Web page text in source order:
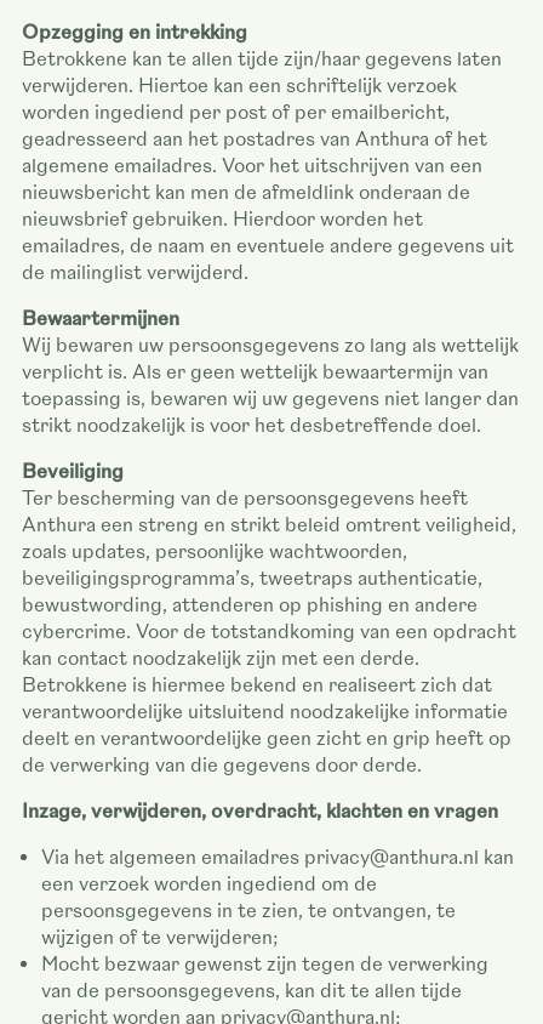
Opzegging en intrekking
Betrokkene kan te allen tijde zijn/haar gegevens laten
verwijderen. Hiertoe kan een schriftelijk verzoek
worden ingediend per post of per emailbericht,
geadresseerd aan het postadres van Anthura of het
algemene emailadres. Voor het uitschrijven van een
nieuwsbericht kan men de afmeldlink onderaan de
nieuwsbrief gebruiken. Hierdoor worden het
emailadres, de naam en eventuele andere gegevens uit
de mailinglist verwijderd.
Bewaartermijnen
Wij bewaren uw persoonsgegevens zo lang als wettelijk
verplicht is. Als er geen wettelijk bewaartermijn van
toepassing is, bewaren wij uw gegevens niet langer dan
strikt noodzakelijk is voor het desbetreffende doel.
Beveiliging
Ter bescherming van de persoonsgegevens heeft
Anthura een streng en strikt beleid omtrent veiligheid,
zoals updates, persoonlijke wachtwoorden,
beveiligingsprogramma’s, tweetraps authenticatie,
bewustwording, attenderen op phishing en andere
cybercrime. Voor de totstandkoming van een opdracht
kan contact noodzakelijk zijn met een derde.
Betrokkene is hiermee bekend en realiseert zich dat
verantwoordelijke uitsluitend noodzakelijke informatie
deelt en verantwoordelijke geen zicht en grip heeft op
de verwerking van die gegevens door derde.
Inzage, verwijderen, overdracht, klachten en vragen
Via het algemeen emailadres privacy@anthura.nl kan
een verzoek worden ingediend om de
persoonsgegevens in te zien, te ontvangen, te
wijzigen of te verwijderen;
Mocht bezwaar gewenst zijn tegen de verwerking
van de persoonsgegevens, kan dit te allen tijde
gericht worden aan privacy@anthura.nl;